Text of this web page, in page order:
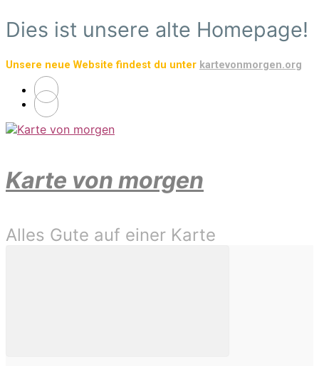
Zum
Hauptinhalt
Dies ist unsere alte Homepage!
Unsere neue Website findest du unter kartevonmorgen.org
Karte von morgen
Alles Gute auf einer Karte